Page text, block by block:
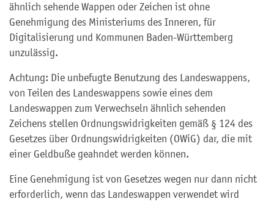
ähnlich sehende Wappen oder Zeichen ist ohne
Genehmigung des Ministeriums des Inneren, für
Digitalisierung und Kommunen Baden-Württemberg
unzulässig.
Achtung: Die unbefugte Benutzung des Landeswappens,
von Teilen des Landeswappens sowie eines dem
Landeswappen zum Verwechseln ähnlich sehenden
Zeichens stellen Ordnungswidrigkeiten gemäß § 124 des
Gesetzes über Ordnungswidrigkeiten (OWiG) dar, die mit
einer Geldbuße geahndet werden können.
Eine Genehmigung ist von Gesetzes wegen nur dann nicht
erforderlich, wenn das Landeswappen verwendet wird